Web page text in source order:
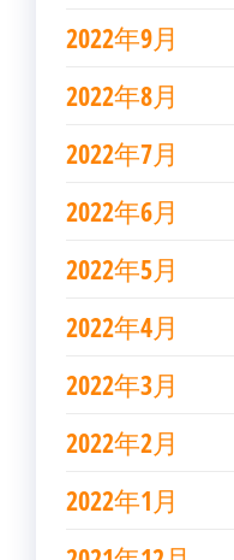
2022年9月
2022年8月
2022年7月
2022年6月
2022年5月
2022年4月
2022年3月
2022年2月
2022年1月